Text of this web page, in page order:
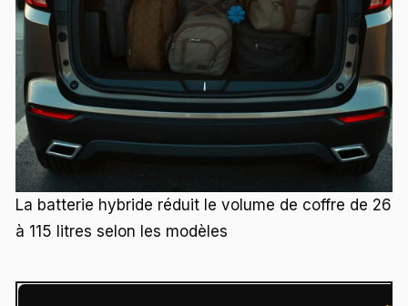
La batterie hybride réduit le volume de coffre de 26
à 115 litres selon les modèles